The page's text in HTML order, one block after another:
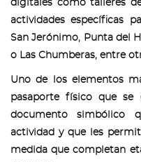
digitales como talleres
actividades específicas
San Jerónimo, Punta del
o Las Chumberas, entre
Uno de los elementos
pasaporte físico que se
documento simbólico
actividad y que les
medida que completan